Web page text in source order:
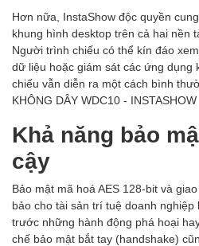
Hơn nữa, InstaShow độc quyền
khung hình desktop trên cả hai nền
Người trình chiếu có thể kín đáo
dữ liệu hoặc giám sát các ứng dụng
chiếu vẫn diễn ra một cách bình
KHÔNG DÂY WDC10 - INSTASHOW
Khả năng bảo
cậy
Bảo mật mã hoá AES 128-bit và
bảo cho tài sản trí tuệ doanh
trước những hành động phá hoại
chế bảo mật bắt tay (handshake)